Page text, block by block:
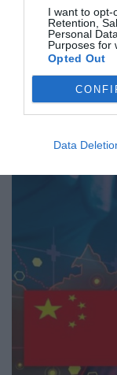
I want to opt-
Retention,
Personal
Purposes for
Opted Out
Data
razumeti, da
zgodovinski
Kitajcev«.
uresničiti«
neodvisnosti
uničitvi«
spodbujati